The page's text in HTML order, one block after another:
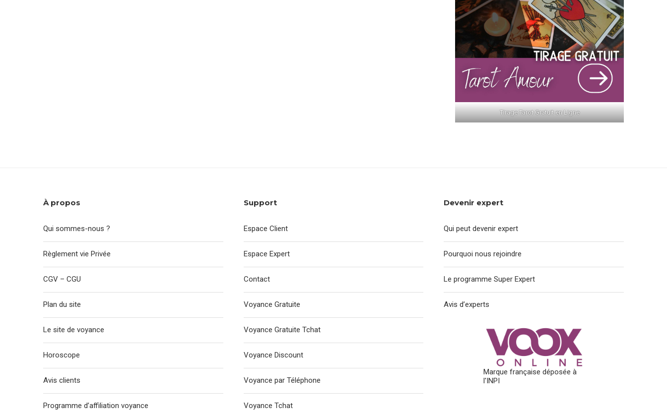
Tirage Tarot Gratuit en Ligne
À propos
Qui sommes-nous ?
Règlement vie Privée
CGV – CGU
Plan du site
Le site de voyance
Horoscope
Avis clients
Programme d’affiliation voyance
Support
Espace Client
Espace Expert
Contact
Voyance Gratuite
Voyance Gratuite Tchat
Voyance Discount
Voyance par Téléphone
Voyance Tchat
Devenir expert
Qui peut devenir expert
Pourquoi nous rejoindre
Le programme Super Expert
Avis d’experts
Marque française déposée à
l'INPI